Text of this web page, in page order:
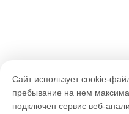
Сайт использует cookie-
пребывание на нем
подключен сервис веб-